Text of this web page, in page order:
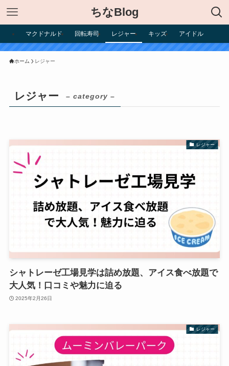
ちなBlog
マクドナルド 回転寿司 レジャー キッズ アイドル
ホーム レジャー
レジャー – category –
レジャー
シャトレーゼ工場見学は詰め放題、アイス食べ放題で
大人気！口コミや魅力に迫る
2025年2月26日
レジャー